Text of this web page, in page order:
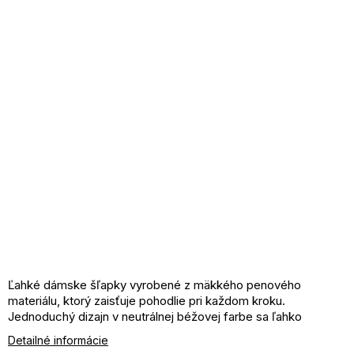
Ľahké dámske šľapky vyrobené z mäkkého penového
materiálu, ktorý zaisťuje pohodlie pri každom kroku.
Jednoduchý dizajn v neutrálnej béžovej farbe sa ľahko
kombinuje s domácim aj letným outfitom. Šľapky sú príjemné
na nosenie, dobre tlmia došľap a sú vhodné na každodenné
Detailné informácie